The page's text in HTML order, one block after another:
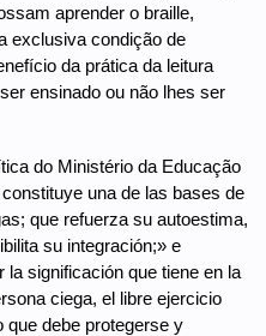
aprender o braille,
exclusiva condição de
da prática da leitura
ensinado ou não lhes ser
do Ministério da Educação
una de las bases de
que refuerza su autoestima,
su integración;» e
significación que tiene en la
ciega, el libre ejercicio
que debe protegerse y